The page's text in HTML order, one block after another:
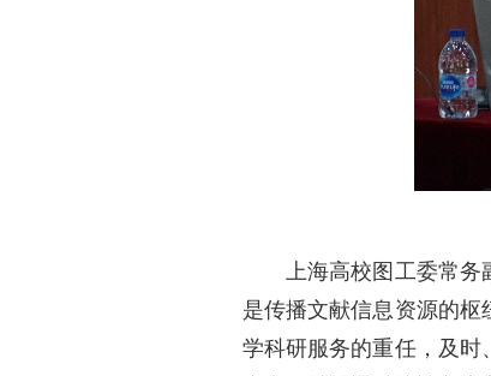
上海高校图工委常务副
是传播文献信息资源的枢
学科研服务的重任，及时